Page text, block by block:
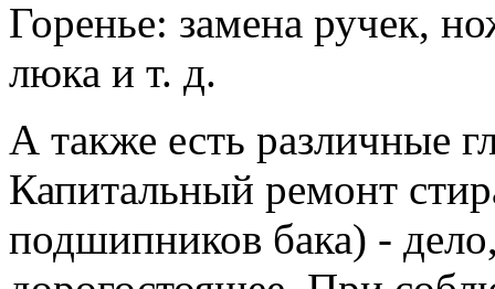
Горенье: замена ручек,
люка и т. д.
А также есть различные
Капитальный ремонт
подшипников бака) -